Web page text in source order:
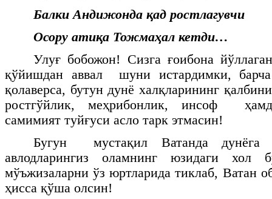
Балки Андижонда қад ростлагувчи
Осору атиқа Тожмаҳал кетди…
Улуғ бобожон! Сизга ғоибона
қўйишдан аввал шуни истардимки, барча
қолаверса, бутун дунё халқларининг
ростгўйлик, меҳрибонлик, инсоф
самимият туйғуси асло тарк этмасин!
Бугун мустақил Ватанда дунёга
авлодларингиз оламнинг юзидаги хол
мўъжизаларни ўз юртларида тиклаб, Ватан
ҳисса қўша олсин!